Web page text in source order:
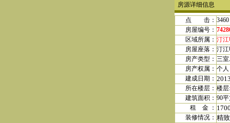
房源详细信息
点 击： 3460
房屋编号：
区域所属： 汀
房屋座落： 汀
房产类型： 三
房产权属 ： 个人
建成日期 ：
所在楼层： 楼层:
建筑面积： 90
租 金 ：
装修情况： 精